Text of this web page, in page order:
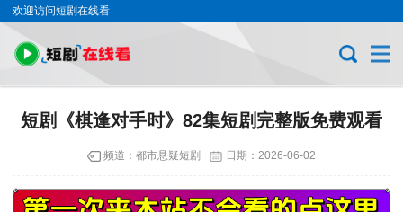
欢迎访问短剧在线看
短剧《棋逢对手时》82集短剧完整版免费观看
频道： 都市悬疑短剧 日期： 2026-06-02